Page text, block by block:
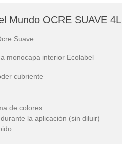
Mundo OCRE SUAVE 4L
Suave
monocapa interior Ecolabel
cubriente
de colores
la aplicación (sin diluir)